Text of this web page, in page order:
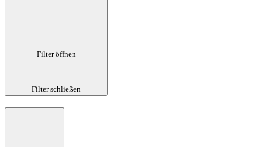
Filter öffnen
Filter schließen